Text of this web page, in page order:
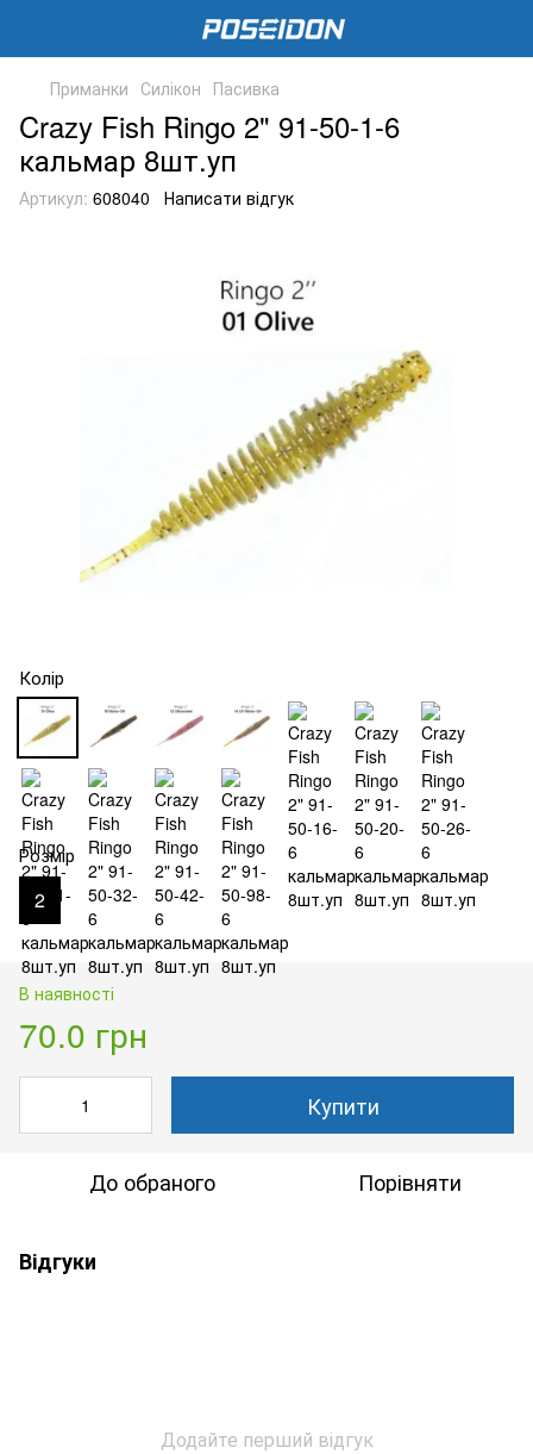
Приманки Силікон Пасивка
Crazy Fish Ringo 2" 91-50-1-6
кальмар 8шт.уп
Артикул: 608040 Написати відгук
Колір
Розмір
2
В наявності
70.0 грн
Купити
До обраного Порівняти
Відгуки
Додайте перший відгук